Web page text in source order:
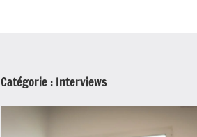
Catégorie : Interviews